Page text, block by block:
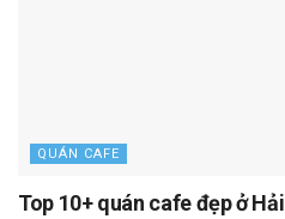
QUÁN CAFE
Top 10+ quán cafe đẹp ở